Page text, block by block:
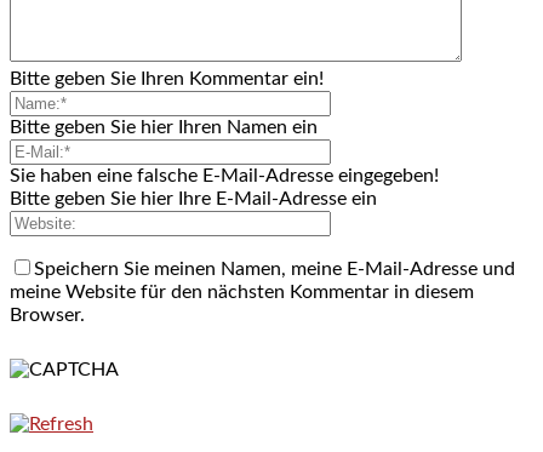
Bitte geben Sie Ihren Kommentar ein!
Bitte geben Sie hier Ihren Namen ein
Sie haben eine falsche E-Mail-Adresse eingegeben!
Bitte geben Sie hier Ihre E-Mail-Adresse ein
Speichern Sie meinen Namen, meine E-Mail-Adresse und
meine Website für den nächsten Kommentar in diesem
Browser.